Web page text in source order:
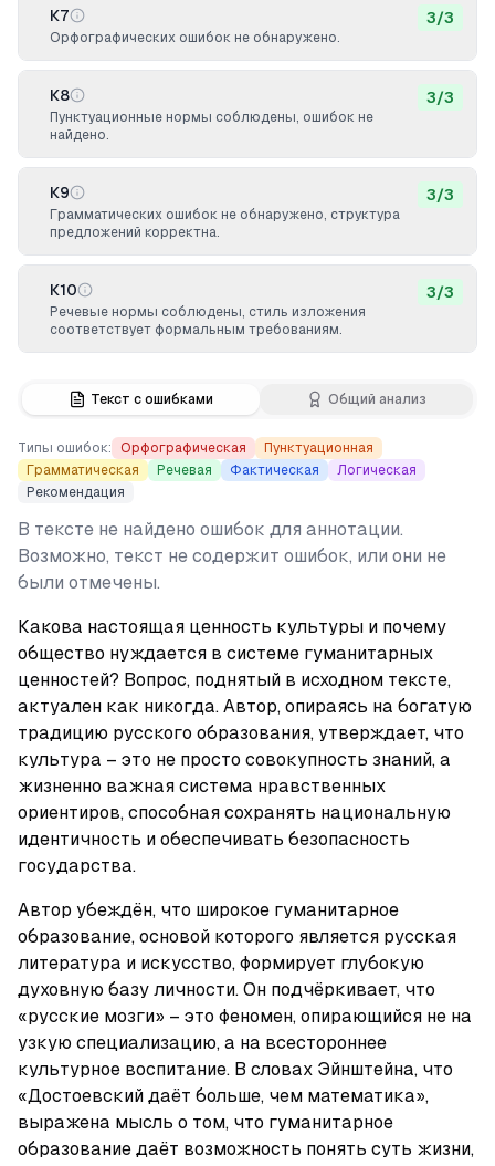
Текст с ошибками Общий анализ
Типы ошибок: Орфографическая
Пунктуационная
Грамматическая
Речевая Фактическая
Логическая
Рекомендация
В тексте не найдено ошибок для аннотации.
Возможно, текст не содержит ошибок, или они не
были отмечены.
Какова настоящая ценность культуры и почему
общество нуждается в системе гуманитарных
ценностей? Вопрос, поднятый в исходном тексте,
актуален как никогда. Автор, опираясь на богатую
традицию русского образования, утверждает, что
культура – это не просто совокупность знаний, а
жизненно важная система нравственных
ориентиров, способная сохранять национальную
идентичность и обеспечивать безопасность
государства.
Автор убеждён, что широкое гуманитарное
образование, основой которого является русская
литература и искусство, формирует глубокую
духовную базу личности. Он подчёркивает, что
«русские мозги» – это феномен, опирающийся не на
узкую специализацию, а на всестороннее
культурное воспитание. В словах Эйнштейна, что
«Достоевский даёт больше, чем математика»,
выражена мысль о том, что гуманитарное
образование даёт возможность понять суть жизни,
К7
Орфографических ошибок не обнаружено.
3/3
К8
Пунктуационные нормы соблюдены, ошибок не
найдено.
3/3
К9
Грамматических ошибок не обнаружено, структура
предложений корректна.
3/3
К10
Речевые нормы соблюдены, стиль изложения
соответствует формальным требованиям.
3/3